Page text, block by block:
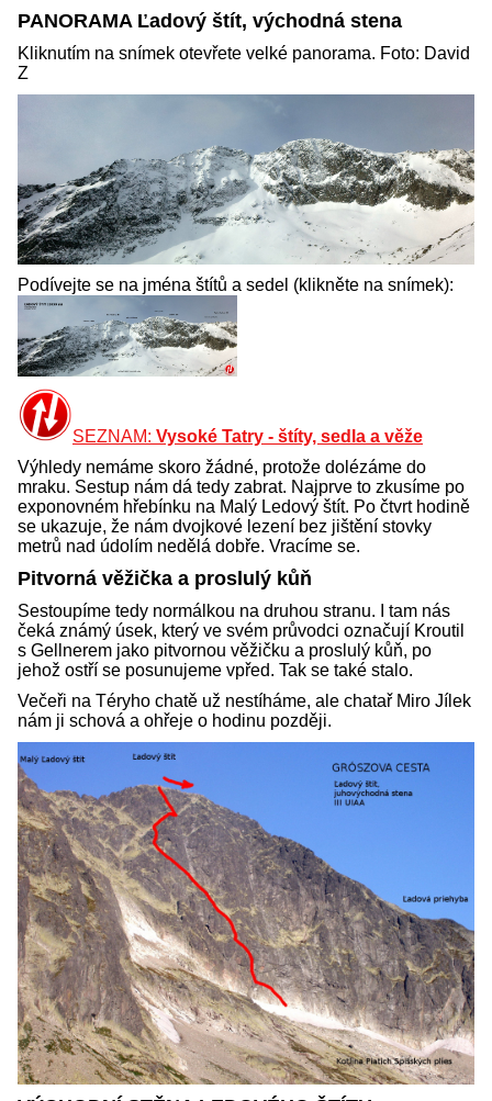
PANORAMA Ľadový štít, východná stena
Kliknutím na snímek otevřete velké panorama. Foto: David
Z
Podívejte se na jména štítů a sedel (klikněte na snímek):
SEZNAM: Vysoké Tatry - štíty, sedla a věže
Výhledy nemáme skoro žádné, protože dolézáme do
mraku. Sestup nám dá tedy zabrat. Najprve to zkusíme po
exponovném hřebínku na Malý Ledový štít. Po čtvrt hodině
se ukazuje, že nám dvojkové lezení bez jištění stovky
metrů nad údolím nedělá dobře. Vracíme se.
Pitvorná věžička a proslulý kůň
Sestoupíme tedy normálkou na druhou stranu. I tam nás
čeká známý úsek, který ve svém průvodci označují Kroutil
s Gellnerem jako pitvornou věžičku a proslulý kůň, po
jehož ostří se posunujeme vpřed. Tak se také stalo.
Večeři na Téryho chatě už nestíháme, ale chatař Miro Jílek
nám ji schová a ohřeje o hodinu později.